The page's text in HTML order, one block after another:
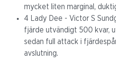
mycket liten marginal,
4 Lady Dee - Victor S
fjärde utvändigt 500 kvar,
sedan full attack i
avslutning.